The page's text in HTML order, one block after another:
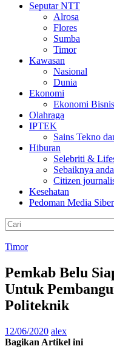
e
d
i
O
n
l
i
n
P
e
Seputar NTT
Alrosa
Flores
Sumba
Timor
Kawasan
Nasional
Dunia
Ekonomi
Ekonomi Bisnis
Olahraga
IPTEK
Sains Tekno
Hiburan
Selebriti &
Sebaiknya
Citizen
Kesehatan
Pedoman Media Siber
Timor
Pemkab Belu
Untuk
Politeknik
12/06/2020 alex
Bagikan Artikel ini